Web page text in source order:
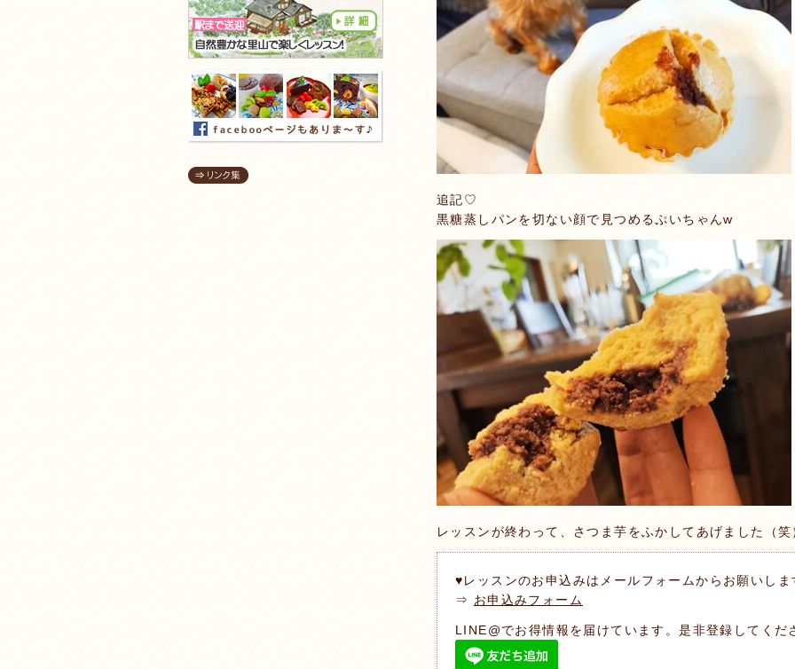
追記♡
黒糖蒸しパンを切ない顔で見つめるぷいちゃんw
レッスンが終わって、さつま芋をふかしてあげました（笑
♥レッスンのお申込みはメールフォームからお願いしま
⇒ お申込みフォーム
LINE@でお得情報を届けています。是非登録してくだ